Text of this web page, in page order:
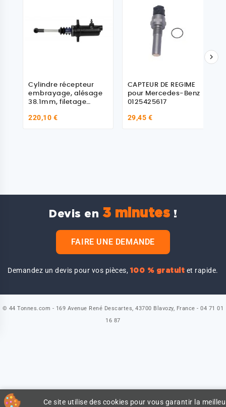
Cylindre récepteur
embrayage, alésage
38.1mm, filetage
Benz
220,10 €
CAPTEUR DE REGIME
pour Mercedes-Benz
0125425617
29,45 €

Devis en 3 minutes !
FAIRE UNE DEMANDE
Demandez un devis pour vos pièces, 100 % gratuit et rapide.
Ce site utilise des cookies pour vous garantir la
© 44 Tonnes.com - 169 Avenue René Descartes, 43700 Blavozy, France - 04 71 01
16 87